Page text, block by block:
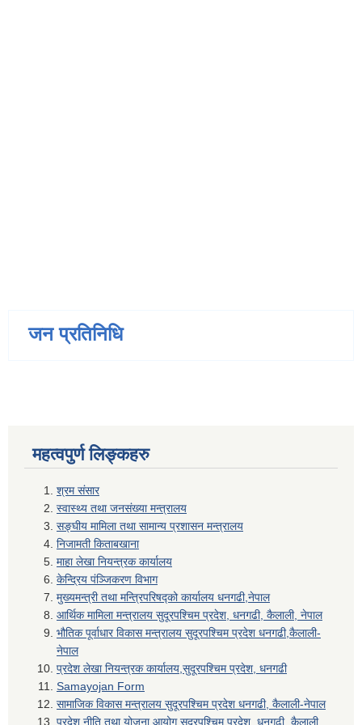
जन प्रतिनिधि
महत्वपुर्ण लिङ्कहरु
श्रम संसार
स्वास्थ्य तथा जनसंख्या मन्त्रालय
सङ्घीय मामिला तथा सामान्य प्रशासन मन्त्रालय
निजामती किताबखाना
माहा लेखा नियन्त्रक कार्यालय
केन्द्रिय पंञ्जिकरण विभाग
मुख्यमन्त्री तथा मन्त्रिपरिषद्को कार्यालय धनगढी,नेपाल
आर्थिक मामिला मन्त्रालय सुदूरपश्चिम प्रदेश, धनगढी, कैलाली, नेपाल
भौतिक पूर्वाधार विकास मन्त्रालय सुदूरपश्चिम प्रदेश धनगढी,कैलाली-
नेपाल
प्रदेश लेखा नियन्त्रक कार्यालय,सुदूरपश्चिम प्रदेश, धनगढी
Samayojan Form
सामाजिक विकास मन्त्रालय सुदूरपश्चिम प्रदेश धनगढी, कैलाली-नेपाल
प्रदेश नीति तथा योजना आयोग सुदूरपश्चिम प्रदेश, धनगढी, कैलाली